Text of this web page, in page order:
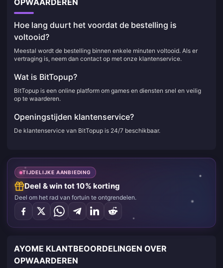
Hoe lang duurt het voordat de bestelling is
voltooid?
Meestal wordt de bestelling binnen enkele minuten voltooid. Als er
vertraging is, neem dan contact op met onze klantenservice.
Wat is BitTopup?
BitTopup is een online platform om games en diensten snel en veilig
op te waarderen.
Openingstijden klantenservice?
De klantenservice van BitTopup is 24/7 beschikbaar.
TIJDELIJKE AANBIEDING
Deel & win tot 10% korting
Deel om het rad van fortuin te ontgrendelen.
AYOME KLANTBEOORDELINGEN OVER
OPWAARDEREN